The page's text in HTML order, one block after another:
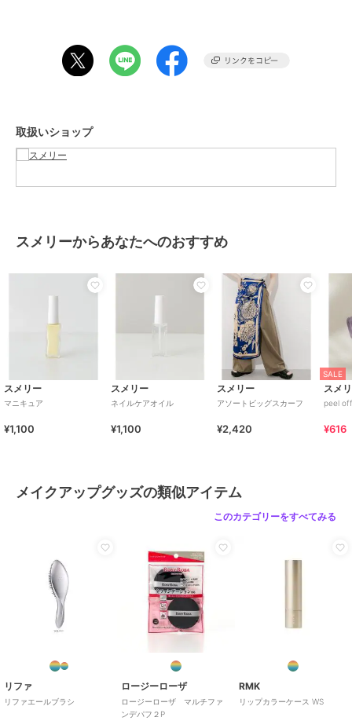
-
原産国
取扱いショップ
スメリーからあなたへのおすすめ
スメリー
マニキュア
¥1,100
スメリー
ネイルケアオイル
¥1,100
スメリー
アソートビッグスカーフ
¥2,420
SALE
スメ
peel
¥616
メイクアップグッズの類似アイテム
このカテゴリーをすべてみる
リファ
リファエールブラシ
ロージーローザ
ロージーローザ マルチファ
ンデパフ２P
RMK
リップカラーケース WS